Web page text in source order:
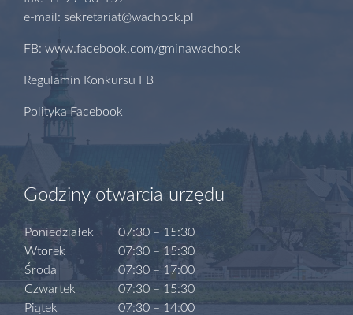
e-mail: sekretariat@wachock.pl
FB: www.facebook.com/gminawachock
Regulamin Konkursu FB
Polityka Facebook
Godziny otwarcia urzędu
Poniedziałek
Wtorek
Środa
Czwartek
Piątek
07:30 – 15:30
07:30 – 15:30
07:30 – 17:00
07:30 – 15:30
07:30 – 14:00